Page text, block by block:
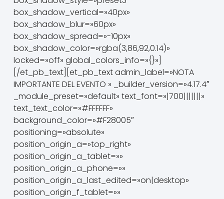
box_shadow_vertical=»40px»
box_shadow_blur=»60px»
box_shadow_spread=»-10px»
box_shadow_color=»rgba(3,86,92,0.14)»
locked=»off» global_colors_info=»{}»]
[/et_pb_text][et_pb_text admin_label=»NOTA
IMPORTANTE DEL EVENTO » _builder_version=»4.17.4″
_module_preset=»default» text_font=»|700|||||||»
text_text_color=»#FFFFFF»
background_color=»#F28005″
positioning=»absolute»
position_origin_a=»top_right»
position_origin_a_tablet=»»
position_origin_a_phone=»»
position_origin_a_last_edited=»on|desktop»
position_origin_f_tablet=»»